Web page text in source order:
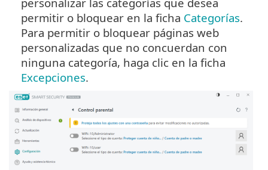
permitir o bloquear en la ficha Categorías.
Para permitir o bloquear páginas web
personalizadas que no concuerdan con
ninguna categoría, haga clic en la ficha
Excepciones.